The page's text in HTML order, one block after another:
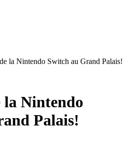
la Nintendo Switch au Grand Palais!
la Nintendo
Palais!